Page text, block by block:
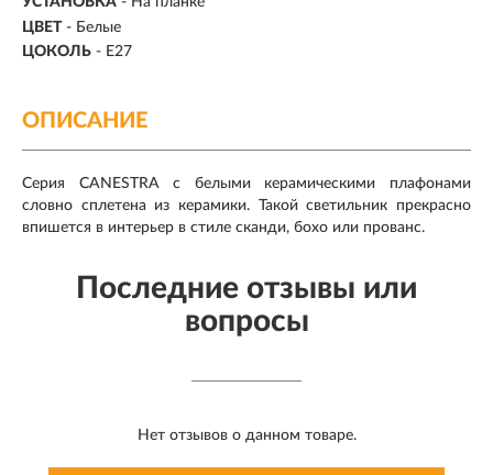
ЦВЕТ - Белые
ЦОКОЛЬ - E27
ОПИСАНИЕ
Серия CANESTRA с белыми керамическими плафонами
словно сплетена из керамики. Такой светильник прекрасно
впишется в интерьер в стиле сканди, бохо или прованс.
Последние отзывы или
вопросы
Нет отзывов о данном товаре.